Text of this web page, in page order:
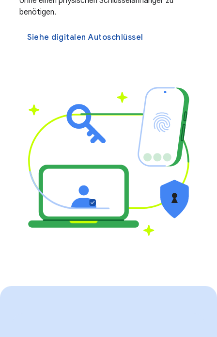
benötigen.
Siehe digitalen Autoschlüssel